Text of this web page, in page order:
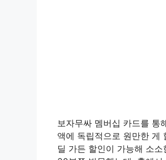
보자무싸 멤버십 카드를 통
액에 독립적으로 원만한 게
딜 가든 할인이 가능해 소